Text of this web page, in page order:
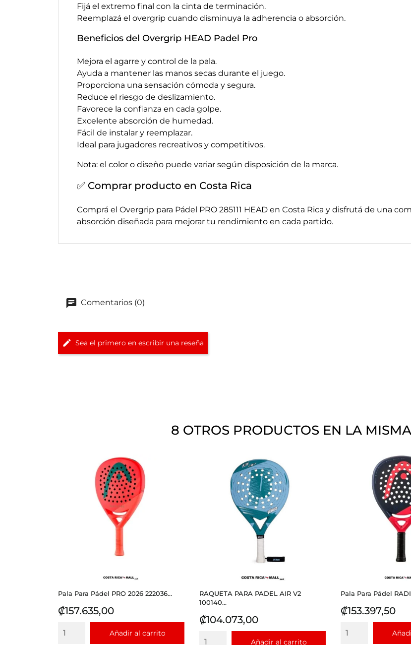
Fijá el extremo final con la cinta de terminación.
Reemplazá el overgrip cuando disminuya la adherencia o absorción.
Beneficios del Overgrip HEAD Padel Pro
Mejora el agarre y control de la pala.
Ayuda a mantener las manos secas durante el juego.
Proporciona una sensación cómoda y segura.
Reduce el riesgo de deslizamiento.
Favorece la confianza en cada golpe.
Excelente absorción de humedad.
Fácil de instalar y reemplazar.
Ideal para jugadores recreativos y competitivos.
Nota: el color o diseño puede variar según disposición de la marca.
✅ Comprar producto en Costa Rica
Comprá el Overgrip para Pádel PRO 285111 HEAD en Costa Rica y disfrutá de una
absorción diseñada para mejorar tu rendimiento en cada partido.
Comentarios (0)
Sea el primero en escribir una reseña
8 OTROS PRODUCTOS EN LA
Pala Para Pádel PRO 2026 222036...
Precio
₡157.635,00
Añadir al carrito
RAQUETA PARA PADEL AIR V2
100140...
Precio
₡104.073,00
Añadir al carrito
Pala Para Pádel
Precio
₡153.397,50